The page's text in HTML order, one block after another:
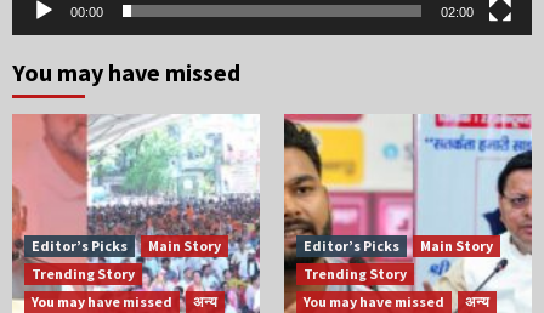
00:00 02:00
You may have missed
Editor’s Picks
Main Story
Trending Story
You may have missed
अन्य
Editor’s Picks
Main Story
Trending Story
You may have missed
अन्य